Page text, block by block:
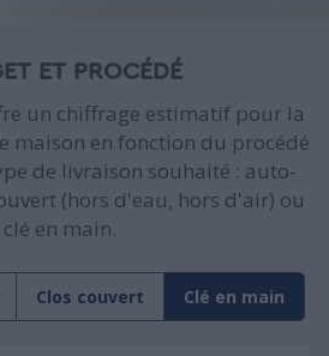
ET PROCÉDÉ
un chiffrage estimatif pour la
maison en fonction du procédé
de livraison souhaité : auto-
(hors d'eau, hors d'air) ou
clé en main.
Clos couvert Clé en main